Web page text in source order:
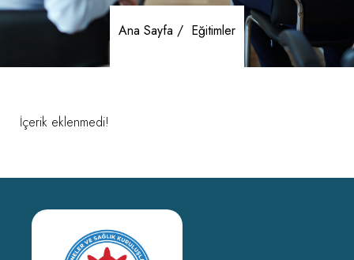
Ana Sayfa / Eğitimler
İçerik eklenmedi!